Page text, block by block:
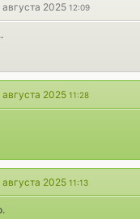
августа 2025 12:09
августа 2025 11:28
августа 2025 11:13